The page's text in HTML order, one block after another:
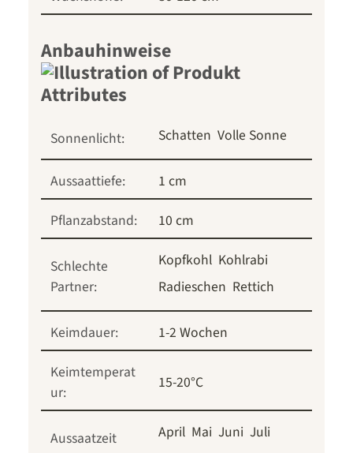
Anbauhinweise
Sonnenlicht: Schatten Volle Sonne
Aussaattiefe:
1 cm
Pflanzabstand:
10 cm
Schlechte
Partner:
Kopfkohl Kohlrabi
Radieschen Rettich
Keimdauer:
1-2 Wochen
Keimtemperat
ur:
15-20°C
Aussaatzeit
April Mai Juni Juli